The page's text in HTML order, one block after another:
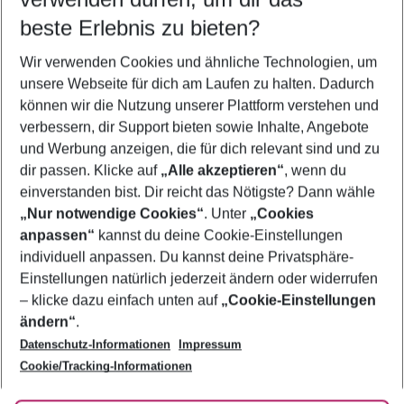
5-8 Nächte
2 Erwachsene Keine Kinder
Mehr Filter anzeigen
Footer
Footer navigation
Über uns
AGB
Bestpreisgarantie
Cookie-Einstellungen ändern
Cookie-Richtlinie
Agenturbetreuung
Barrierefreies Reisen
Folge uns
beste Erlebnis zu bieten?
Wir verwenden Cookies und ähnliche Technologien, um
unsere Webseite für dich am Laufen zu halten. Dadurch
können wir die Nutzung unserer Plattform verstehen und
verbessern, dir Support bieten sowie Inhalte, Angebote
und Werbung anzeigen, die für dich relevant sind und zu
dir passen. Klicke auf „Alle akzeptieren“, wenn du
einverstanden bist. Dir reicht das Nötigste? Dann wähle
„Nur notwendige Cookies“. Unter „Cookies
anpassen“ kannst du deine Cookie-Einstellungen
individuell anpassen. Du kannst deine Privatsphäre-
Einstellungen natürlich jederzeit ändern oder widerrufen
– klicke dazu einfach unten auf „Cookie-Einstellungen
ändern“.
Datenschutz-Informationen
Impressum
Cookie/Tracking-Informationen